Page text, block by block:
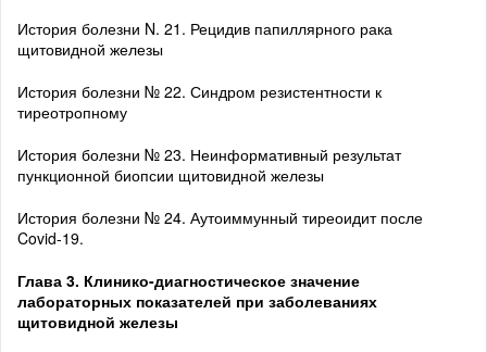
История болезни N. 21. Рецидив папиллярного рака
щитовидной железы
История болезни № 22. Синдром резистентности к
тиреотропному
История болезни № 23. Неинформативный результат
пункционной биопсии щитовидной железы
История болезни № 24. Аутоиммунный тиреоидит после
Covid-19.
Глава 3. Клинико-диагностическое значение
лабораторных показателей при заболеваниях
щитовидной железы